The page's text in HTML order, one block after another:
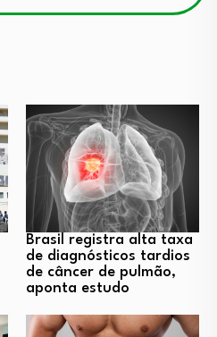
Brasil registra alta taxa
de diagnósticos tardios
de câncer de pulmão,
aponta estudo